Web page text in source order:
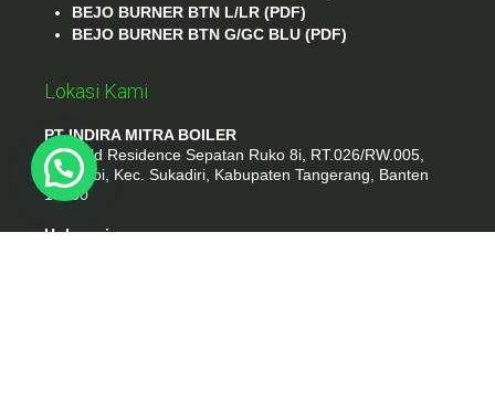
BEJO BURNER BTN L/LR (PDF)
BEJO BURNER BTN G/GC BLU (PDF)
Lokasi Kami
PT INDIRA MITRA BOILER
Emerald Residence Sepatan Ruko 8i, RT.026/RW.005,
Kosambi, Kec. Sukadiri, Kabupaten Tangerang, Banten
15530
Hubungi